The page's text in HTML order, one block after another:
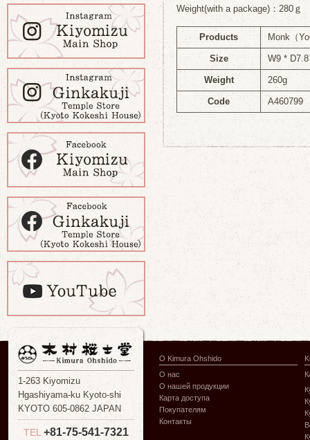
Weight(with a package)：280ｇ
Products Monk（
Size W9 *
Weight 260g
Code A460799
1-263 Kiyomizu
Hgashiyama-ku Kyoto-shi
KYOTO 605-0862 JAPAN
TEL +81-75-541-7321
О Kimura Ohshido
О нас
О нашей продукции
Карта доступа
Покупателям
Контакты